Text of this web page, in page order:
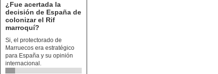
¿Fue acertada la
decisión de España de
colonizar el Rif
marroquí?
Si, el protectorado de
Marruecos era estratégico
para España y su opinión
internacional.